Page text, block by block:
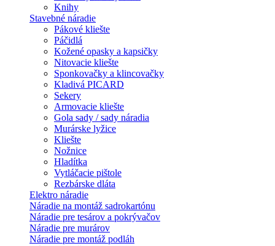
Knihy
Stavebné náradie
Pákové kliešte
Páčidlá
Kožené opasky a kapsičky
Nitovacie kliešte
Sponkovačky a klincovačky
Kladivá PICARD
Sekery
Armovacie kliešte
Gola sady / sady náradia
Murárske lyžice
Kliešte
Nožnice
Hladítka
Vytláčacie pištole
Rezbárske dláta
Elektro náradie
Náradie na montáž sadrokartónu
Náradie pre tesárov a pokrývačov
Náradie pre murárov
Náradie pre montáž podláh